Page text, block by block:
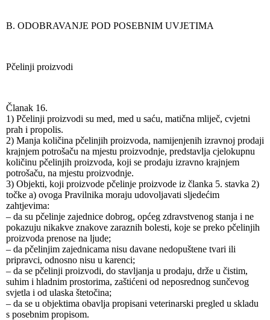
B. ODOBRAVANJE POD POSEBNIM UVJETIMA
Pčelinji proizvodi
Članak 16.
1) Pčelinji proizvodi su med, med u saću, matična mliječ, cvjetni
prah i propolis.
2) Manja količina pčelinjih proizvoda, namijenjenih izravnoj prodaji
krajnjem potrošaču na mjestu proizvodnje, predstavlja cjelokupnu
količinu pčelinjih proizvoda, koji se prodaju izravno krajnjem
potrošaču, na mjestu proizvodnje.
3) Objekti, koji proizvode pčelinje proizvode iz članka 5. stavka 2)
točke a) ovoga Pravilnika moraju udovoljavati sljedećim
zahtjevima:
– da su pčelinje zajednice dobrog, općeg zdravstvenog stanja i ne
pokazuju nikakve znakove zaraznih bolesti, koje se preko pčelinjih
proizvoda prenose na ljude;
– da pčelinjim zajednicama nisu davane nedopuštene tvari ili
pripravci, odnosno nisu u karenci;
– da se pčelinji proizvodi, do stavljanja u prodaju, drže u čistim,
suhim i hladnim prostorima, zaštićeni od neposrednog sunčevog
svjetla i od ulaska štetočina;
– da se u objektima obavlja propisani veterinarski pregled u skladu
s posebnim propisom.